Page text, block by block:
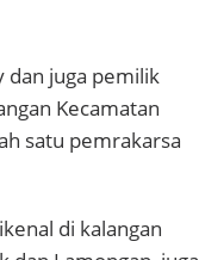
dan juga pemilik
Kecamatan
satu pemrakarsa
di kalangan